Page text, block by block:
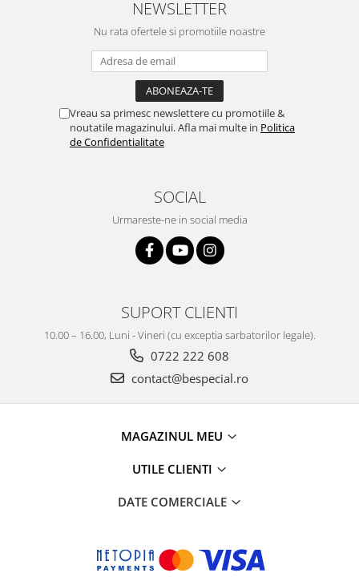
NEWSLETTER
Nu rata ofertele si promotiile noastre
Vreau sa primesc newslettere cu promotiile &
noutatile magazinului. Afla mai multe in Politica
de Confidentialitate
SOCIAL
Urmareste-ne in social media
SUPORT CLIENTI
10.00 – 16.00, Luni - Vineri (cu exceptia sarbatorilor legale).
0722 222 608
contact@bespecial.ro
MAGAZINUL MEU
UTILE CLIENTI
DATE COMERCIALE